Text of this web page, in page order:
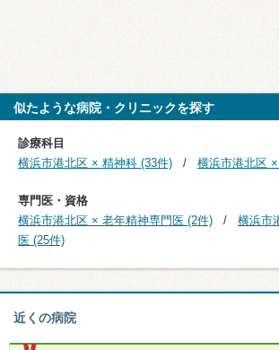
似たような病院・クリニックを探す
診療科目
横浜市港北区 × 精神科 (33件)
横浜市港北区
専門医・資格
横浜市港北区 × 老年精神専門医 (2件)
横浜市
医 (25件)
近くの病院